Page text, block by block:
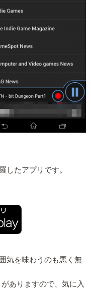
したアプリです。
気を味わうのも悪く無
ありますので、気に入